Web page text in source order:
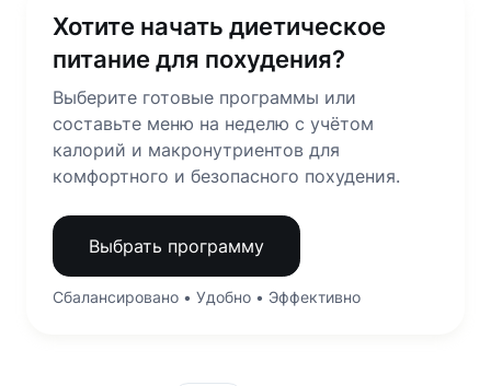
Хотите начать диетическое
питание для похудения?
Выберите готовые программы или
составьте меню на неделю с учётом
калорий и макронутриентов для
комфортного и безопасного похудения.
Выбрать программу
Сбалансировано • Удобно • Эффективно